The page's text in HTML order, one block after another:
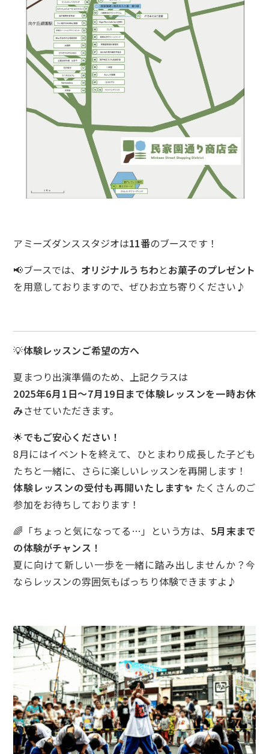
アミーズダンススタジオは11番のブースです！
📢ブースでは、 オリジナルうちわとお菓子のプレゼント
を用意しておりますので、ぜひお立ち寄りください♪
💡体験レッスンご希望の方へ
夏まつり出演準備のため、上記クラスは
2025年6月1日〜7月19日まで体験レッスンを一時お休
みさせていただきます。
🌟でもご安心ください！
8月にはイベントを終えて、ひとまわり成長した子ども
たちと一緒に、さらに楽しいレッスンを再開します！
体験レッスンの受付も再開いたします✨たくさんのご
参加をお待ちしております！
🌈「ちょっと気になってる…」という方は、 5月末まで
の体験がチャンス！
夏に向けて新しい一歩を一緒に踏み出しませんか？今
ならレッスンの雰囲気もばっちり体験できますよ♪